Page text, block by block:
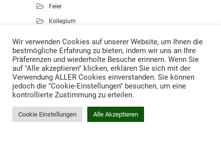
Feier
Kollegium
Musik
Projekte
Sport
Wir verwenden Cookies auf unserer Website, um Ihnen die
bestmögliche Erfahrung zu bieten, indem wir uns an Ihre
Präferenzen und wiederholte Besuche erinnern. Wenn Sie
auf "Alle akzeptieren" klicken, erklären Sie sich mit der
Verwendung ALLER Cookies einverstanden. Sie können
jedoch die "Cookie-Einstellungen" besuchen, um eine
kontrollierte Zustimmung zu erteilen.
Cookie Einstellungen Alle Akzeptieren